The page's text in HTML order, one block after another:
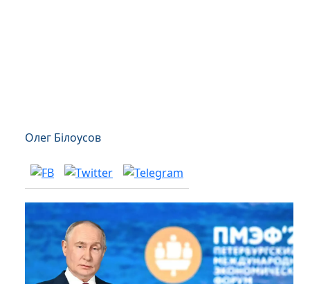
Олег Білоусов